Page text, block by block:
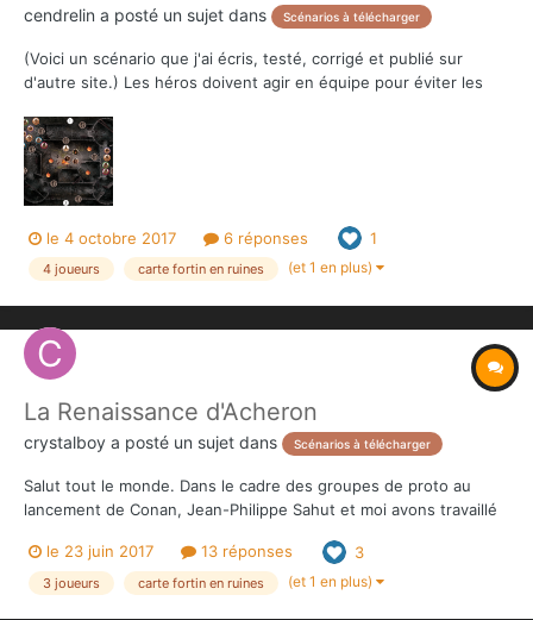
cendrelin a posté un sujet dans Scénarios à télécharger
(Voici un scénario que j'ai écris, testé, corrigé et publié sur
d'autre site.) Les héros doivent agir en équipe pour éviter les
coopératif. Un scénario aux règles simples, evolutives et aux
rebondissements variés. Certaines...
le 4 octobre 2017 6 réponses 1
4 joueurs carte fortin en ruines (et 1 en plus)
La Renaissance d'Acheron
crystalboy a posté un sujet dans Scénarios à télécharger
Salut tout le monde. Dans le cadre des groupes de proto au
lancement de Conan, Jean-Philippe Sahut et moi avons travaillé
accord avec Monolith, nous sortons ce scénario de leur tiroir
pour vous le mettre à disposition. Nous...
le 23 juin 2017 13 réponses 3
3 joueurs carte fortin en ruines (et 1 en plus)